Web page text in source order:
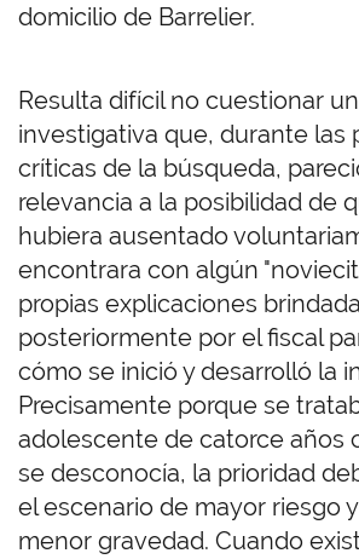
domicilio de Barrelier.
Resulta difícil no cuestionar
investigativa que, durante las
críticas de la búsqueda,
relevancia a la posibilidad de
hubiera ausentado
encontrara con algún
propias explicaciones
posteriormente por el fiscal
cómo se inició y desarrolló la
Precisamente porque se
adolescente de catorce años
se desconocía, la prioridad
el escenario de mayor riesgo
menor gravedad. Cuando